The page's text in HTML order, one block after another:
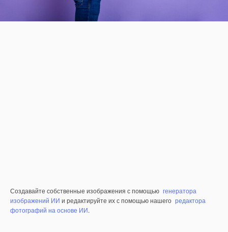
Создавайте собственные изображения с помощью генератора
изображений ИИ и редактируйте их с помощью нашего редактора
фотографий на основе ИИ.